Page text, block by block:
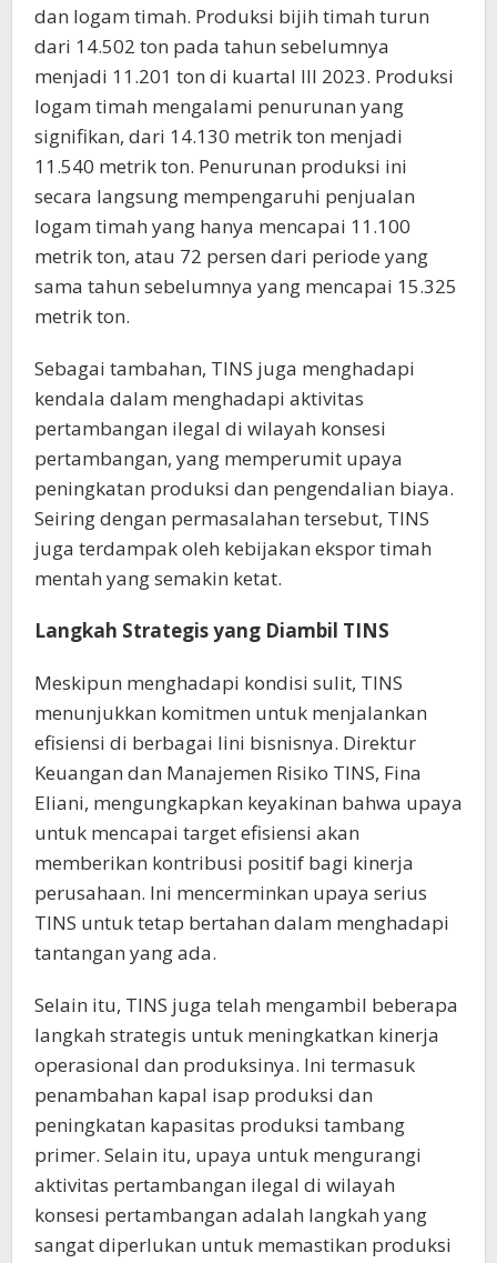
dan logam timah. Produksi bijih timah turun
dari 14.502 ton pada tahun sebelumnya
menjadi 11.201 ton di kuartal III 2023. Produksi
logam timah mengalami penurunan yang
signifikan, dari 14.130 metrik ton menjadi
11.540 metrik ton. Penurunan produksi ini
secara langsung mempengaruhi penjualan
logam timah yang hanya mencapai 11.100
metrik ton, atau 72 persen dari periode yang
sama tahun sebelumnya yang mencapai 15.325
metrik ton.
Sebagai tambahan, TINS juga menghadapi
kendala dalam menghadapi aktivitas
pertambangan ilegal di wilayah konsesi
pertambangan, yang memperumit upaya
peningkatan produksi dan pengendalian biaya.
Seiring dengan permasalahan tersebut, TINS
juga terdampak oleh kebijakan ekspor timah
mentah yang semakin ketat.
Langkah Strategis yang Diambil TINS
Meskipun menghadapi kondisi sulit, TINS
menunjukkan komitmen untuk menjalankan
efisiensi di berbagai lini bisnisnya. Direktur
Keuangan dan Manajemen Risiko TINS, Fina
Eliani, mengungkapkan keyakinan bahwa upaya
untuk mencapai target efisiensi akan
memberikan kontribusi positif bagi kinerja
perusahaan. Ini mencerminkan upaya serius
TINS untuk tetap bertahan dalam menghadapi
tantangan yang ada.
Selain itu, TINS juga telah mengambil beberapa
langkah strategis untuk meningkatkan kinerja
operasional dan produksinya. Ini termasuk
penambahan kapal isap produksi dan
peningkatan kapasitas produksi tambang
primer. Selain itu, upaya untuk mengurangi
aktivitas pertambangan ilegal di wilayah
konsesi pertambangan adalah langkah yang
sangat diperlukan untuk memastikan produksi